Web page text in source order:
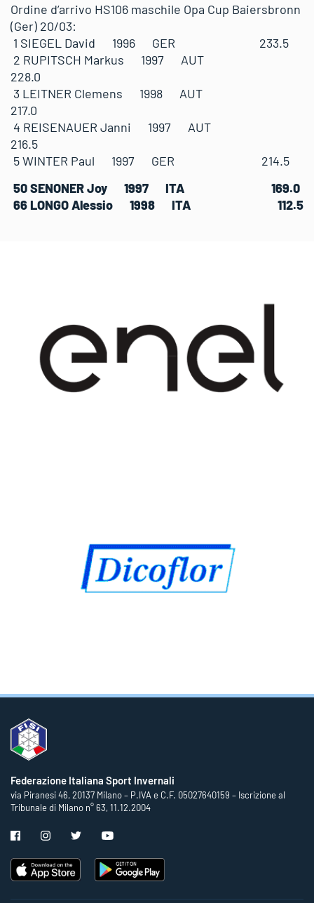
Ordine d’arrivo HS106 maschile Opa Cup Baiersbronn
(Ger) 20/03:
1 SIEGEL David 1996 GER 233.5
2 RUPITSCH Markus 1997 AUT
228.0
3 LEITNER Clemens 1998 AUT
217.0
4 REISENAUER Janni 1997 AUT
216.5
5 WINTER Paul 1997 GER 214.5
50 SENONER Joy 1997 ITA 169.0
66 LONGO Alessio 1998 ITA 112.5
Federazione Italiana Sport Invernali
via Piranesi 46, 20137 Milano – P.IVA e C.F. 05027640159 – Iscrizione al
Tribunale di Milano n° 63, 11.12.2004